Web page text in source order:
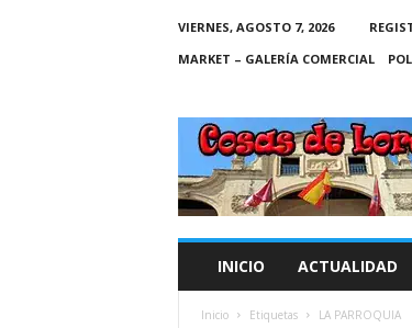
VIERNES, AGOSTO 7, 2026
MARKET – GALERÍA COMERCIAL
C
A
S
INICIO ACTUALIDAD
Inicio Etiquetas LA PARROQUIA